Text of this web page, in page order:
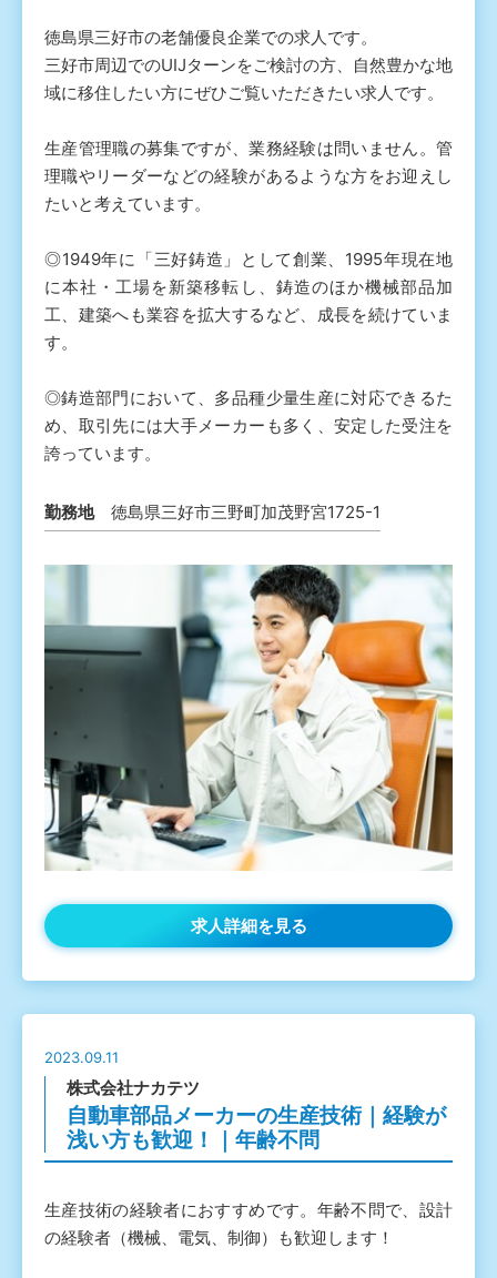
徳島県三好市の老舗優良企業での求人です。
三好市周辺でのUIJターンをご検討の方、自然豊かな地
域に移住したい方にぜひご覧いただきたい求人です。
生産管理職の募集ですが、業務経験は問いません。管
理職やリーダーなどの経験があるような方をお迎えし
たいと考えています。
◎1949年に「三好鋳造」として創業、1995年現在地
に本社・工場を新築移転し、鋳造のほか機械部品加
工、建築へも業容を拡大するなど、成長を続けていま
す。
◎鋳造部門において、多品種少量生産に対応できるた
め、取引先には大手メーカーも多く、安定した受注を
誇っています。
勤務地 徳島県三好市三野町加茂野宮1725-1
求人詳細を見る
2023.09.11
株式会社ナカテツ
自動車部品メーカーの生産技術｜経験が
浅い方も歓迎！｜年齢不問
生産技術の経験者におすすめです。年齢不問で、設計
の経験者（機械、電気、制御）も歓迎します！